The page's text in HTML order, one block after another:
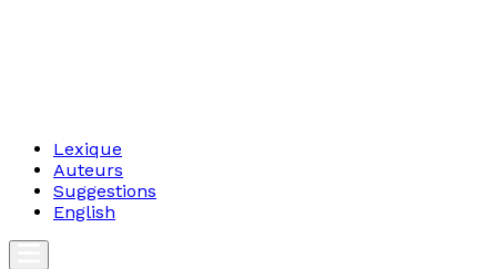
Lexique
Auteurs
Suggestions
English